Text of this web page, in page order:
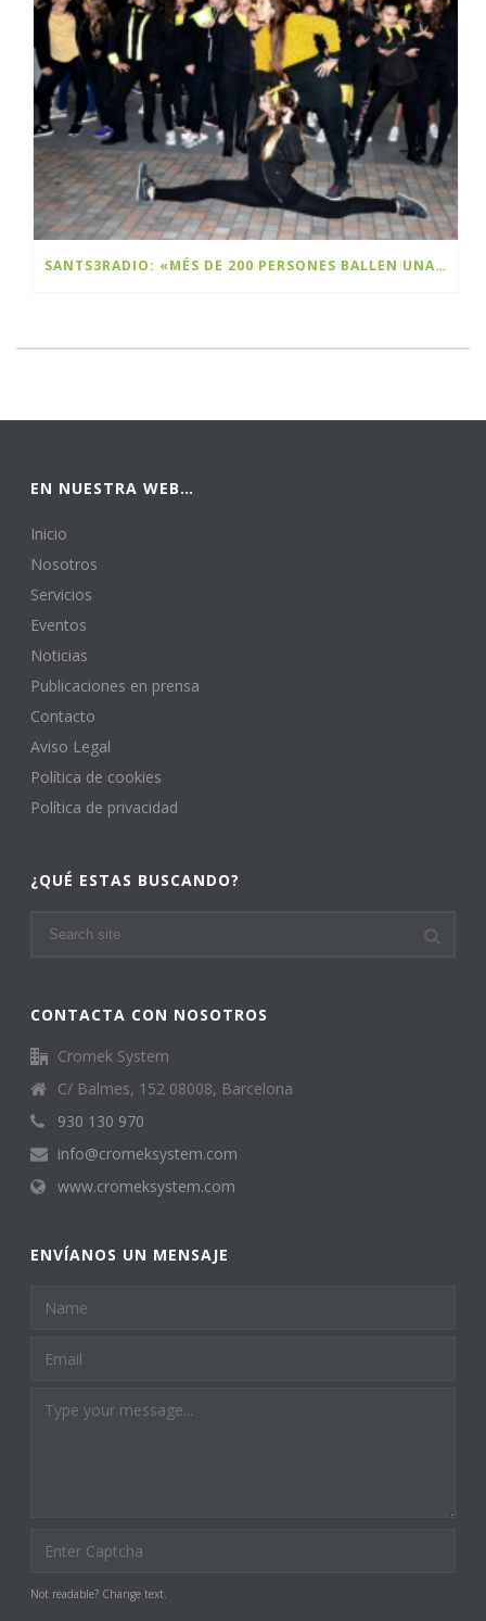
SANTS3RADIO: «MÉS DE 200 PERSONES BALLEN UNA FLASHMOB A SANTS PER CELEBRAR EL BLACK FRIDAY»
EN NUESTRA WEB…
Inicio
Nosotros
Servicios
Eventos
Noticias
Publicaciones en prensa
Contacto
Aviso Legal
Política de cookies
Política de privacidad
¿QUÉ ESTAS BUSCANDO?
CONTACTA CON NOSOTROS
Cromek System
C/ Balmes, 152 08008, Barcelona
930 130 970
info@cromeksystem.com
www.cromeksystem.com
ENVÍANOS UN MENSAJE
Not readable? Change text.